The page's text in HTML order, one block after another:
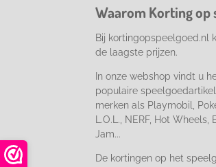
k
a
Waarom Korting op
Bij kortingopspeelgoed.nl
de laagste prijzen.
In onze webshop vindt u
populaire
merken als Playmobil,
L.O.L., NERF, Hot Wheels,
Jam...
De kortingen op het